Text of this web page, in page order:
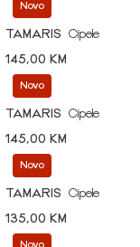
Novo
TAMARIS
Cipele
145,00 KM
Novo
TAMARIS
Cipele
145,00 KM
Novo
TAMARIS
Cipele
135,00 KM
Novo